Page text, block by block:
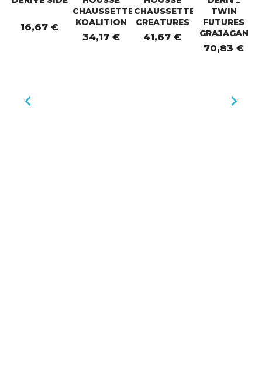

16,67 €
CHAUSSETTES
KOALITION
34,17 €
CHAUSSETTES
CREATURES
41,67 €
TWIN
FUTURES
GRAJAGAN
70,83 €
